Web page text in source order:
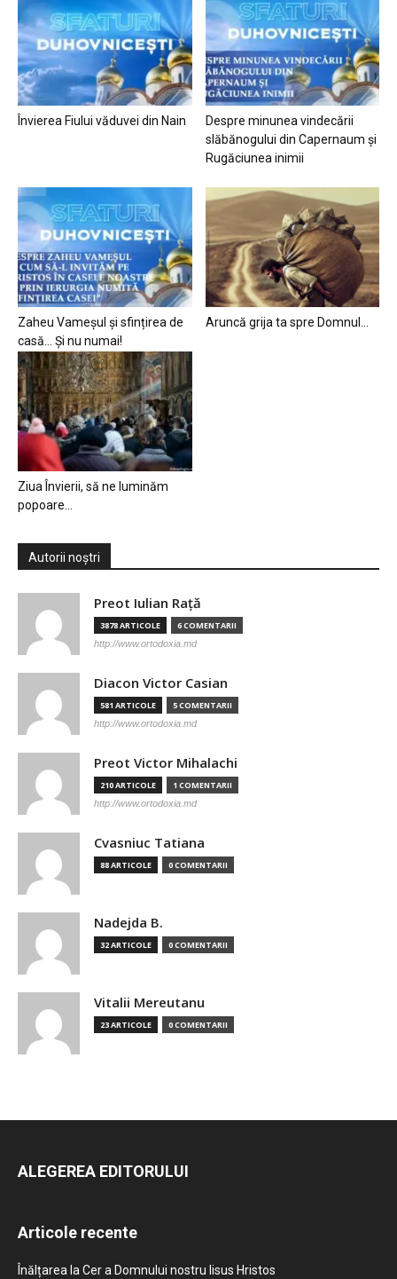
Învierea Fiului văduvei din Nain
Despre minunea vindecării
slăbănogului din Capernaum și
Rugăciunea inimii
Zaheu Vameșul și sfințirea de
casă… Și nu numai!
Aruncă grija ta spre Domnul…
Ziua Învierii, să ne luminăm
popoare…
Autorii noștri
Preot Iulian Raţă
3878 ARTICOLE 6 COMENTARII
http://www.ortodoxia.md
Diacon Victor Casian
581 ARTICOLE 5 COMENTARII
http://www.ortodoxia.md
Preot Victor Mihalachi
210 ARTICOLE 1 COMENTARII
http://www.ortodoxia.md
Cvasniuc Tatiana
88 ARTICOLE 0 COMENTARII
Nadejda B.
32 ARTICOLE 0 COMENTARII
Vitalii Mereutanu
23 ARTICOLE 0 COMENTARII
ALEGEREA EDITORULUI
Articole recente
Înălțarea la Cer a Domnului nostru Iisus Hristos